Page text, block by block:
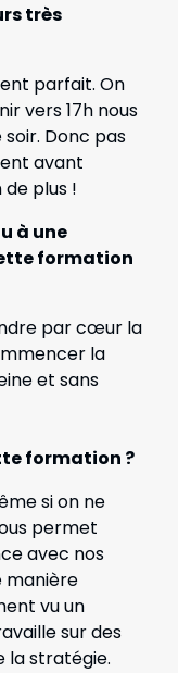
très
parfait. On
vers 17h nous
soir. Donc pas
avant
plus !
à une
formation
par cœur la
la
et sans
formation ?
si on ne
permet
avec nos
manière
vu un
sur des
la stratégie.